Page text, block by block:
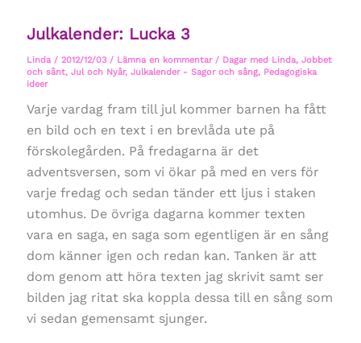
Julkalender: Lucka 3
Linda / 2012/12/03 / Lämna en kommentar / Dagar med Linda, Jobbet
och sånt, Jul och Nyår, Julkalender - Sagor och sång, Pedagogiska
ideer
Varje vardag fram till jul kommer barnen ha fått
en bild och en text i en brevlåda ute på
förskolegården. På fredagarna är det
adventsversen, som vi ökar på med en vers för
varje fredag och sedan tänder ett ljus i staken
utomhus. De övriga dagarna kommer texten
vara en saga, en saga som egentligen är en sång
dom känner igen och redan kan. Tanken är att
dom genom att höra texten jag skrivit samt ser
bilden jag ritat ska koppla dessa till en sång som
vi sedan gemensamt sjunger.